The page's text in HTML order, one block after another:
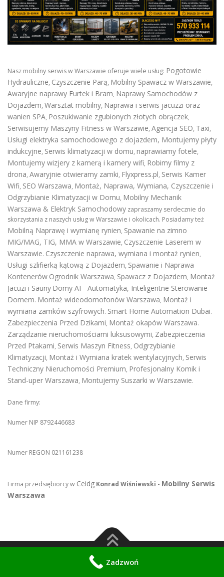
Nasz mobilny serwis w Warszawie oferuje wiele usług: Pogotowie
Hydrauliczne, Czyszczenie Parą, Mobilny Spawacz w Warszawie,
Awaryjne naprawy Furtek i Bram, Naprawy Samochodów z
Dojazdem, Warsztat mobilny, Naprawa i serwis jacuzzi oraz
wanien SPA, Poszukiwanie zgubionych złotych obrączek,
Serwisujemy Maszyny Fitness w Warszawie, Agencja SEO, Taxi,
Usługi elektryka samochodowego z dojazdem, Montujemy płyty
indukcyjne, Serwis klimatyzacji w domu, naprawiamy fotele,
Montujemy wizjery z kamerą i kamery wifi, Robimy filmy z
drona, Awaryjnie otwieramy zamki, Flyxpress.pl, Serwis Kamer
Wifi, SEO Warszawa, Montaż, Naprawa, Wymiana, Czyszczenie i
Odgrzybianie Klimatyzacji w Domu, Mobilny Mechanik
Warszawa & Elektryk Samochodowy zapraszamy serdecznie do
skorzystania z naszych usług w Warszawie i okolicach. Posiadamy też
Mobilną Naprawę i wymianę rynien, Spawanie na zimno
MIG/MAG, TIG, MMA w Warszawie, Czyszczenie Laserem w
Warszawie. Czyszczenie naprawa, wymiana i montaż rynien,
Usługi szlifierką kątową z Dojazdem, Spawanie i Naprawa
Kontenerów Ogrodnik Warszawa, Spawacz z Dojazdem, Montaż
Jacuzi i Sauny Domy AI - Automatyka, Inteligentne Sterowanie
Domem. Montaż wideodomofonów Warszawa, Montaż i
wymiana zamków szyfrowych. Smart Home Automation Dubai.
Zabezpieczenia Przed Dzikami, Montaż okapów Warszawa.
Zarządzanie nieruchomościami luksusowymi, Zabezpieczenia
Przed Ptakami, Serwis Maszyn Fitness, Odgrzybianie
Klimatyzacji, Montaż i Wymiana kratek wentylacyjnych, Serwis
Techniczny Nieruchomości Premium, Profesjonalny Komik i
Stand-uper Warszawa, Montujemy Suszarki w Warszawie.
Dane firmy:
Numer NIP 8792446683
Numer REGON 021161238
Firma przedsiębiorcy w Ceidg Konrad Wiśniewski - Mobilny Serwis
Warszawa
Copyright © 2026 Pogotowie Spawalnicze
Zadzwoń